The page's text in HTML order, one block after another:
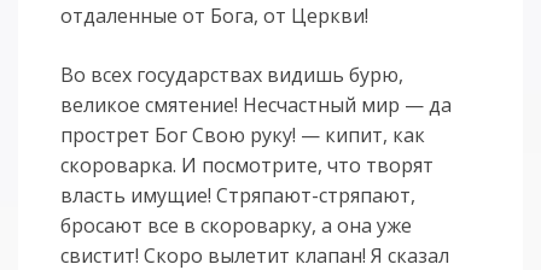
отдаленные от Бога, от Церкви!
Во всех государствах видишь бурю,
великое смятение! Несчастный мир — да
прострет Бог Свою руку! — кипит, как
скороварка. И посмотрите, что творят
власть имущие! Стряпают-стряпают,
бросают все в скороварку, а она уже
свистит! Скоро вылетит клапан! Я сказал